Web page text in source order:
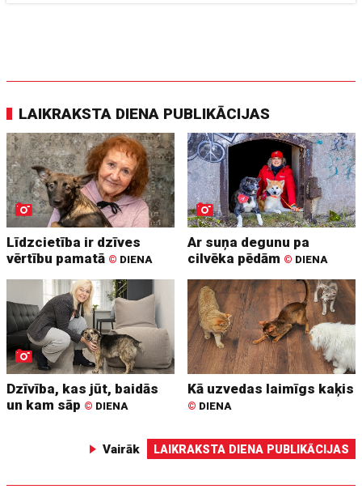
LAIKRAKSTA DIENA PUBLIKĀCIJAS
Līdzcietība ir dzīves
vērtību pamatā © DIENA
Ar suņa degunu pa
cilvēka pēdām © DIENA
Dzīvība, kas jūt, baidās
un kam sāp © DIENA
Kā uzvedas laimīgs kaķis
© DIENA
Vairāk LAIKRAKSTA DIENA PUBLIKĀCIJAS